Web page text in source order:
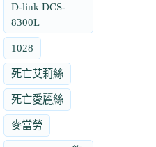
D-link DCS-
8300L
1028
死亡艾莉絲
死亡愛麗絲
麥當勞